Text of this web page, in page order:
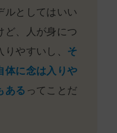
ルとしてはいい
ど、人が身につ
やすいし、 そ
体に念は入りや
ある ってことだ